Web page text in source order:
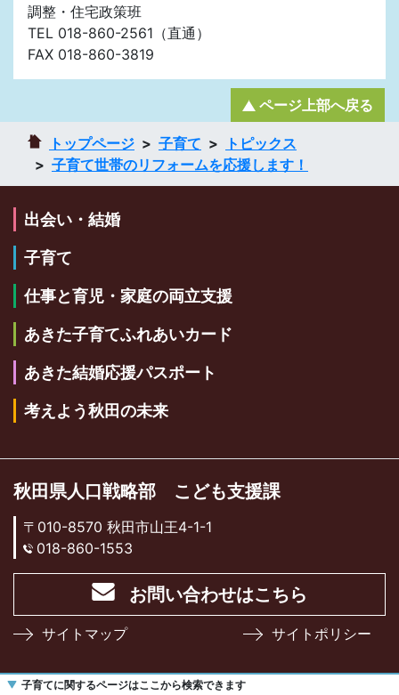
子育てに関するページはここから検索できます
調整・住宅政策班
TEL 018-860-2561（直通）
FAX 018-860-3819
トップページ 子育て
トピックス
子育て世帯のリフォームを応援します！
ページ上部へ戻る
出会い・結婚
子育て
仕事と育児・家庭の両立支援
あきた子育てふれあいカード
あきた結婚応援パスポート
考えよう秋田の未来
秋田県人口戦略部 こども支援課
〒010-8570 秋田市山王4-1-1
018-860-1553
お問い合わせはこちら
サイトマップ サイトポリシー